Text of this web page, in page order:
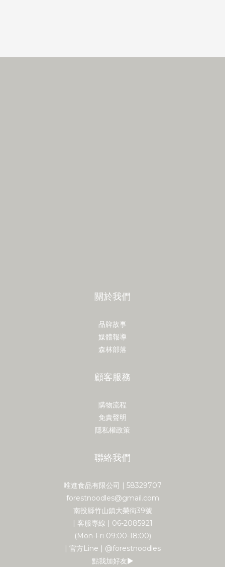
關於我們
品牌故事
媒體報導
森林部落
顧客服務
購物流程
免責聲明
隱私權政策
聯絡我們
唯進食品有限公司 | 58329707
forestnoodles@gmail.com
南投縣竹山鎮大榮街39號
| 客服專線 | 06-2085921
(Mon-Fri 09:00-18:00)
| 官方Line | @forestnoodles
點我加好友▶︎